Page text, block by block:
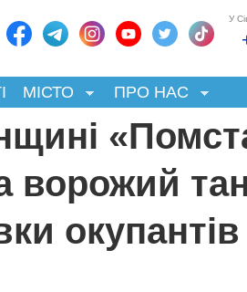
У
МІСТО ПРО НАС
ворожий
окупантів